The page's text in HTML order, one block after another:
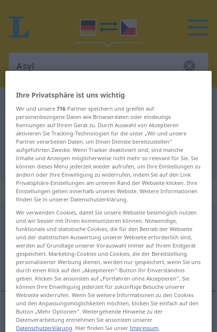
Deutsch-Tschechisch Übersetzung
für "Asyl"
"Asyl" Tschechisch Übersetzung
„Asyl“: Neutrum
Asyln <-s;-e>
Übersicht aller Übersetzungen
(Für mehr Details die Übersetzung anklicken/antippen)
azyl
azylm Asyl
Ihre Privatsphäre ist uns wichtig
Wir und unsere716-Partner speichern und greifen auf
personenbezogene Daten wie Browserdaten oder eindeutige
Kennungen auf Ihrem Gerät zu. Durch Auswahl von Akzeptieren
aktivieren Sie Tracking-Technologien für die unter „Wir und unsere
Partner verarbeiten Daten, um Ihnen Dienste bereitzustellen“
aufgeführten Zwecke. Wenn Tracker deaktiviert sind, sind manche
Inhalte und Anzeigen möglicherweise nicht mehr so relevant für Sie. Sie
können dieses Menü jederzeit wieder aufrufen, um Ihre Einstellungen zu
ändern oder Ihre Einwilligung zu widerrufen, indem Sie auf den Link
Privatsphäre-Einstellungen am unteren Rand der Webseite klicken. Ihre
Einstellungen gelten innerhalb unseres Website. Weitere Informationen
finden Sie in unserer Datenschutzerklärung.
Wir verwenden Cookies, damit Sie unsere Webseite bestmöglich nutzen
und wir besser mit Ihnen kommunizieren können. Notwendige,
funktionale und statistische Cookies, die für den Betrieb der Webseite
und der statistischen Auswertung unserer Webseite erforderlich sind,
werden auf Grundlage unserer Vorauswahl immer auf Ihrem Endgerät
gespeichert. Marketing-Cookies und Cookies, die der Bereitstellung
personalisierter Werbung dienen, werden nur gespeichert, wenn Sie uns
durch einen Klick auf den „Akzeptieren“-Button Ihr Einverständnis
geben. Klicken Sie ansonsten auf „Fortfahren ohne Akzeptieren“. Sie
können Ihre Einwilligung jederzeit für zukünftige Besuche unserer
Webseite widerrufen. Wenn Sie weitere Informationen zu den Cookies
und den Anpassungsmöglichkeiten möchten, klicken Sie einfach auf den
Button „Mehr Optionen“. Weitergehende Hinweise zu der
Datenverarbeitung entnehmen Sie ansonsten unserer
Datenschutzerklärung. Hier finden Sie unserImpressum.